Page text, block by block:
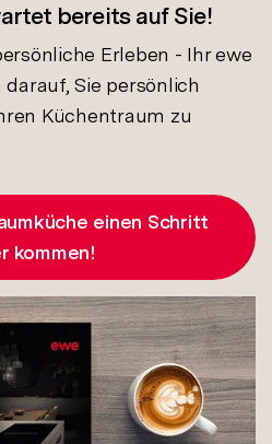
bereits auf Sie!
Erleben - Ihr ewe
Sie persönlich
Küchentraum zu
einen Schritt
kommen!